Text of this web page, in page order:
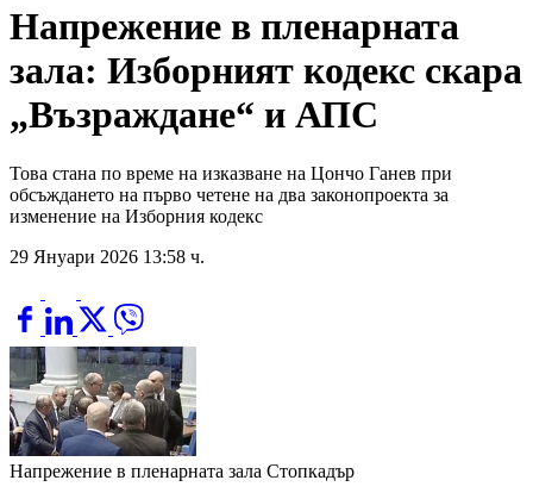
Напрежение в пленарната
зала: Изборният кодекс скара
„Възраждане“ и АПС
Това стана по време на изказване на Цончо Ганев при
обсъждането на първо четене на два законопроекта за
изменение на Изборния кодекс
29 Януари 2026 13:58 ч.
Напрежение в пленарната зала Стопкадър